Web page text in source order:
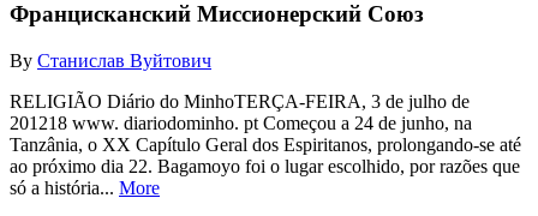
Францисканский Миссионерский Союз
By Станислав Вуйтович
RELIGIÃO Diário do MinhoTERÇA-FEIRA, 3 de julho de
201218 www. diariodominho. pt Começou a 24 de junho, na
Tanzânia, o XX Capítulo Geral dos Espiritanos, prolongando-se até
ao próximo dia 22. Bagamoyo foi o lugar escolhido, por razões que
só a história... More